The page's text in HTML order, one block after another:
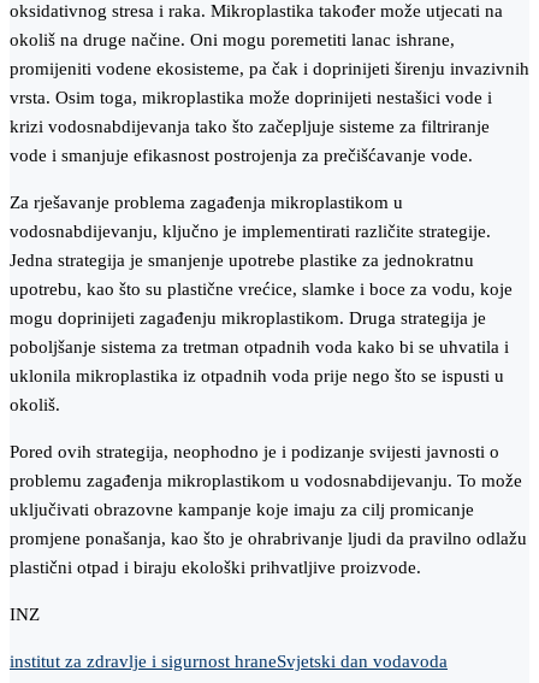
oksidativnog stresa i raka. Mikroplastika također može utjecati na
okoliš na druge načine. Oni mogu poremetiti lanac ishrane,
promijeniti vodene ekosisteme, pa čak i doprinijeti širenju invazivnih
vrsta. Osim toga, mikroplastika može doprinijeti nestašici vode i
krizi vodosnabdijevanja tako što začepljuje sisteme za filtriranje
vode i smanjuje efikasnost postrojenja za prečišćavanje vode.
Za rješavanje problema zagađenja mikroplastikom u
vodosnabdijevanju, ključno je implementirati različite strategije.
Jedna strategija je smanjenje upotrebe plastike za jednokratnu
upotrebu, kao što su plastične vrećice, slamke i boce za vodu, koje
mogu doprinijeti zagađenju mikroplastikom. Druga strategija je
poboljšanje sistema za tretman otpadnih voda kako bi se uhvatila i
uklonila mikroplastika iz otpadnih voda prije nego što se ispusti u
okoliš.
Pored ovih strategija, neophodno je i podizanje svijesti javnosti o
problemu zagađenja mikroplastikom u vodosnabdijevanju. To može
uključivati obrazovne kampanje koje imaju za cilj promicanje
promjene ponašanja, kao što je ohrabrivanje ljudi da pravilno odlažu
plastični otpad i biraju ekološki prihvatljive proizvode.
INZ
institut za zdravlje i sigurnost hraneSvjetski dan vodavoda